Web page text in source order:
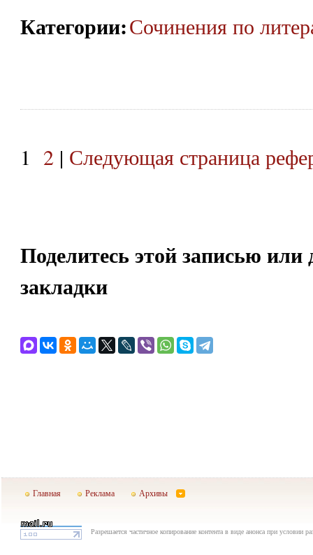
Категории:Сочинения по
1 2 | Следующая страница
Поделитесь этой записью или
закладки
Главная Реклама Архивы
Разрешается частичное копирование контента в виде анонса при условии